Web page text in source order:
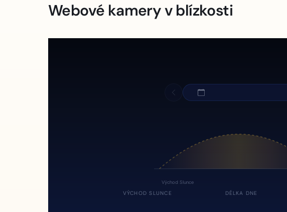
Webové kamery v blízkosti
Východ Slunce
VÝCHOD SLUNCE DÉLKA DNE